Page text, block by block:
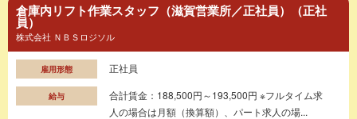
倉庫内リフト作業スタッフ（滋賀営業所／正社員）（正社
員）
株式会社 ＮＢＳロジソル
雇用形態 正社員
給与
合計賃金：188,500円～193,500円 ※フルタイム求
人の場合は月額（換算額）、パート求人の場...